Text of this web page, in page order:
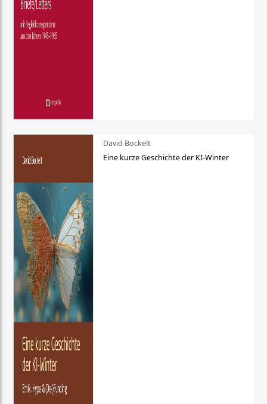
David Bockelt
Eine kurze Geschichte der KI-Winter